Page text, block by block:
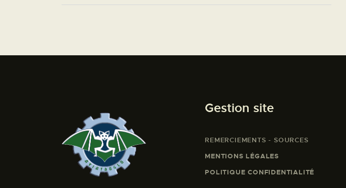
Gestion site
REMERCIEMENTS - SOURCES
MENTIONS LÉGALES
POLITIQUE CONFIDENTIALITÉ